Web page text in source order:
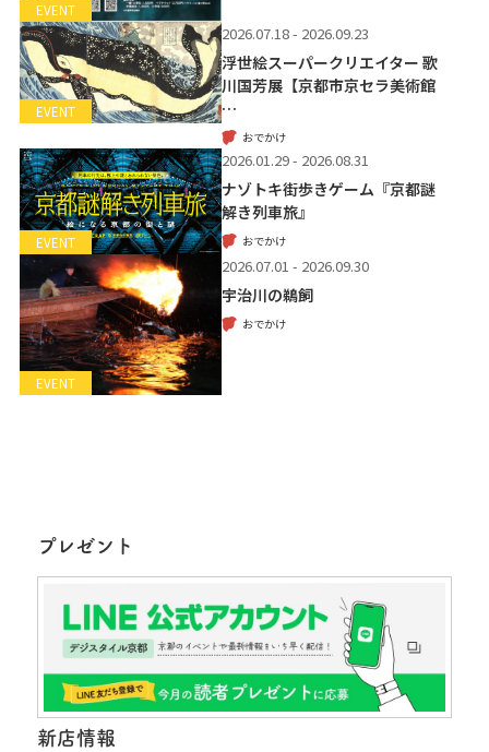
EVENT
EVENT
2026.07.18 - 2026.09.23
浮世絵スーパークリエイター 歌
川国芳展【京都市京セラ美術館
…
おでかけ
EVENT
2026.01.29 - 2026.08.31
ナゾトキ街歩きゲーム『京都謎
解き列車旅』
おでかけ
EVENT
2026.07.01 - 2026.09.30
宇治川の鵜飼
おでかけ
プレゼント
新店情報